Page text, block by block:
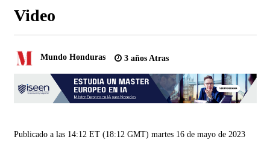
Video
Mundo Honduras 3 años Atras
Publicado a las 14:12 ET (18:12 GMT) martes 16 de mayo de 2023